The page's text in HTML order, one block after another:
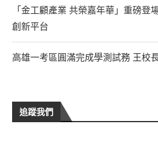
「金工顧產業 共榮嘉年華」重磅登
創新平台
高雄一考區圓滿完成學測試務 王校
追蹤我們